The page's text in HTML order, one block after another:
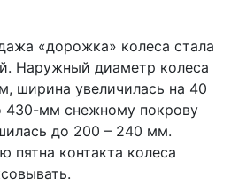
«дорожка» колеса стала
Наружный диаметр колеса
ширина увеличилась на 40
мм снежному покрову
до 200 – 240 мм.
пятна контакта колеса